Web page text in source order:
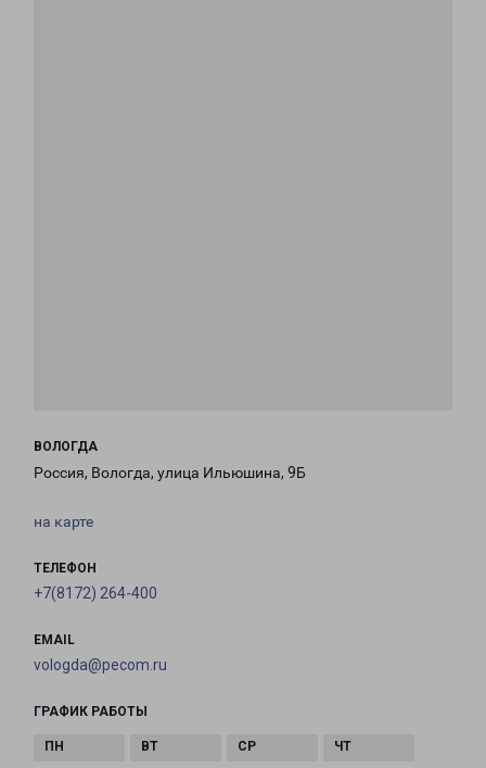
ВОЛОГДА
Россия, Вологда, улица Ильюшина, 9Б
на карте
ТЕЛЕФОН
+7(8172) 264-400
EMAIL
vologda@pecom.ru
ГРАФИК РАБОТЫ